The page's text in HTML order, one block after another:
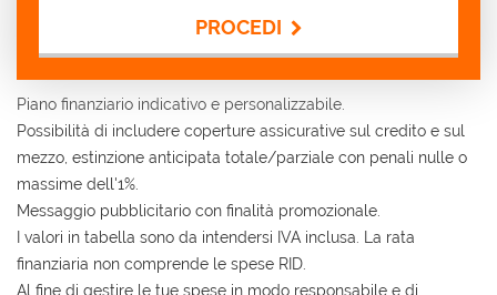
PROCEDI
Contattaci
Piano finanziario indicativo e personalizzabile.
Possibilità di includere coperture assicurative sul credito e sul
mezzo, estinzione anticipata totale/parziale con penali nulle o
massime dell'1%.
Messaggio pubblicitario con finalità promozionale.
I valori in tabella sono da intendersi IVA inclusa. La rata
finanziaria non comprende le spese RID.
Al fine di gestire le tue spese in modo responsabile e di